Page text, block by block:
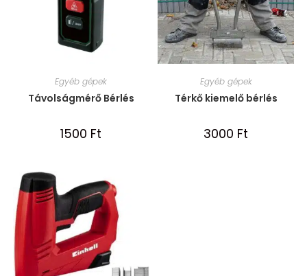
Egyéb gépek
Távolságmérő Bérlés
1500 Ft
Egyéb gépek
Térkő kiemelő bérlés
3000 Ft